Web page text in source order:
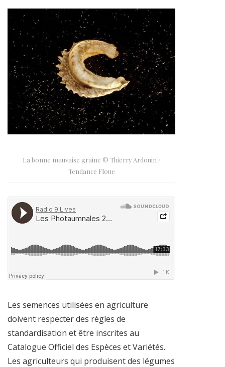
La bonne mauvaise graine © Thierry Ardouin /
Tendance Floue
Les semences utilisées en agriculture
doivent respecter des règles de
standardisation et être inscrites au
Catalogue Officiel des Espèces et Variétés.
Les agriculteurs qui produisent des légumes